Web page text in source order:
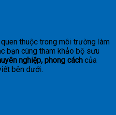
thuộc trong môi trường làm
bạn cùng tham khảo bộ sưu
nghiệp, phong cách của
bên dưới.